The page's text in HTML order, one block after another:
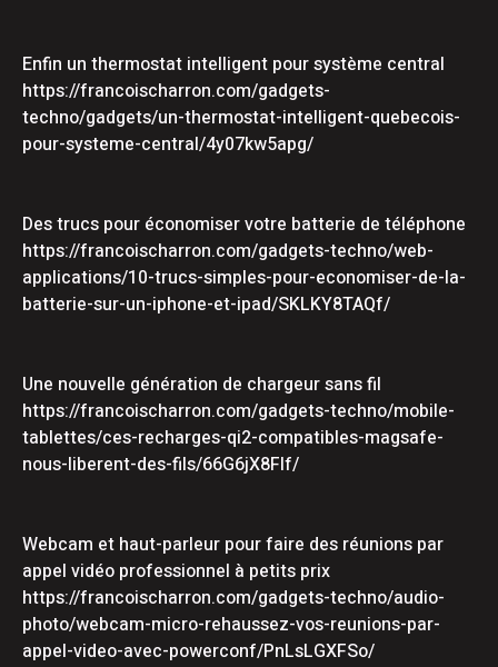
Enfin un thermostat intelligent pour système central
https://francoischarron.com/gadgets-
techno/gadgets/un-thermostat-intelligent-quebecois-
pour-systeme-central/4y07kw5apg/
Des trucs pour économiser votre batterie de téléphone
https://francoischarron.com/gadgets-techno/web-
applications/10-trucs-simples-pour-economiser-de-la-
batterie-sur-un-iphone-et-ipad/SKLKY8TAQf/
Une nouvelle génération de chargeur sans fil
https://francoischarron.com/gadgets-techno/mobile-
tablettes/ces-recharges-qi2-compatibles-magsafe-
nous-liberent-des-fils/66G6jX8FIf/
Webcam et haut-parleur pour faire des réunions par
appel vidéo professionnel à petits prix
https://francoischarron.com/gadgets-techno/audio-
photo/webcam-micro-rehaussez-vos-reunions-par-
appel-video-avec-powerconf/PnLsLGXFSo/